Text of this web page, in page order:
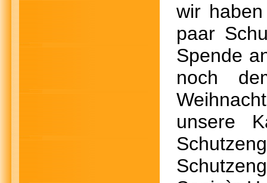
wir
paar
Spende
noch
unsere